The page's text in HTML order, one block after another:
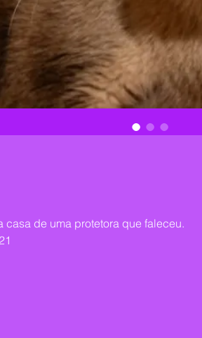
de uma protetora que faleceu.